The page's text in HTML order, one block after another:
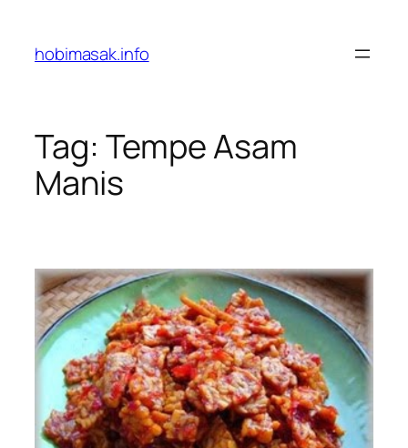
content
hobimasak.info
Tag: Tempe Asam
Manis